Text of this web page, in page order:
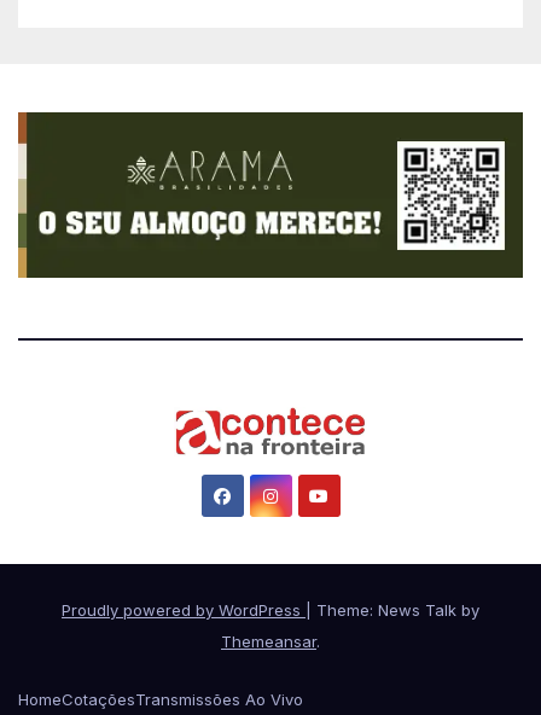
Proudly powered by WordPress
Theme: News Talk by
Themeansar.
HomeCotaçõesTransmissões Ao Vivo